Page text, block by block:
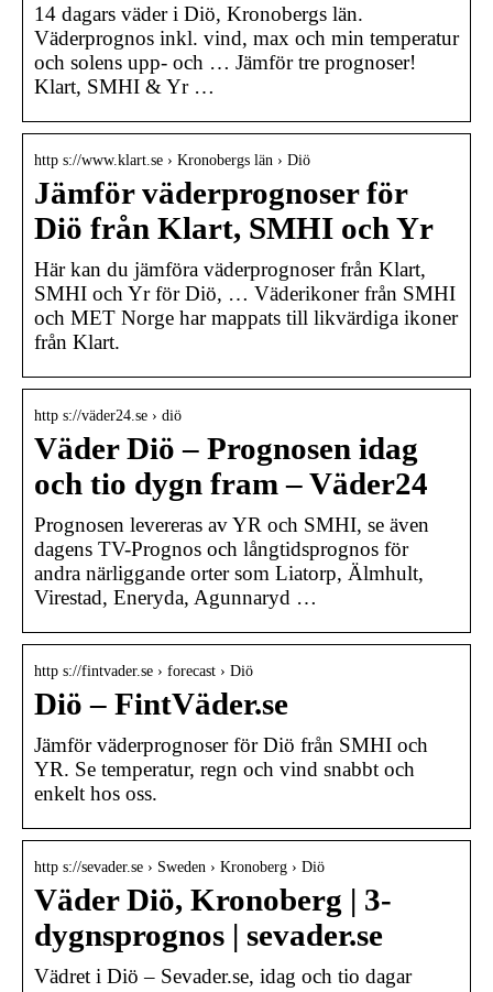
14 dagars väder i Diö, Kronobergs län.
Väderprognos inkl. vind, max och min temperatur
och solens upp- och … Jämför tre prognoser!
Klart, SMHI & Yr …
http s://www.klart.se › Kronobergs län › Diö
Jämför väderprognoser för
Diö från Klart, SMHI och Yr
Här kan du jämföra väderprognoser från Klart,
SMHI och Yr för Diö, … Väderikoner från SMHI
och MET Norge har mappats till likvärdiga ikoner
från Klart.
http s://väder24.se › diö
Väder Diö – Prognosen idag
och tio dygn fram – Väder24
Prognosen levereras av YR och SMHI, se även
dagens TV-Prognos och långtidsprognos för
andra närliggande orter som Liatorp, Älmhult,
Virestad, Eneryda, Agunnaryd …
http s://fintvader.se › forecast › Diö
Diö – FintVäder.se
Jämför väderprognoser för Diö från SMHI och
YR. Se temperatur, regn och vind snabbt och
enkelt hos oss.
http s://sevader.se › Sweden › Kronoberg › Diö
Väder Diö, Kronoberg | 3-
dygnsprognos | sevader.se
Vädret i Diö – Sevader.se, idag och tio dagar